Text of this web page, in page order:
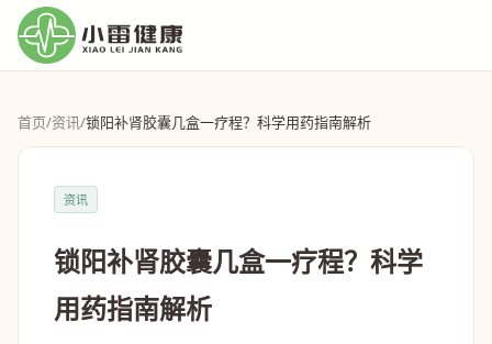
首页/资讯/锁阳补肾胶囊几盒一疗程？科学用药指南解析
资讯
锁阳补肾胶囊几盒一疗程？科学
用药指南解析